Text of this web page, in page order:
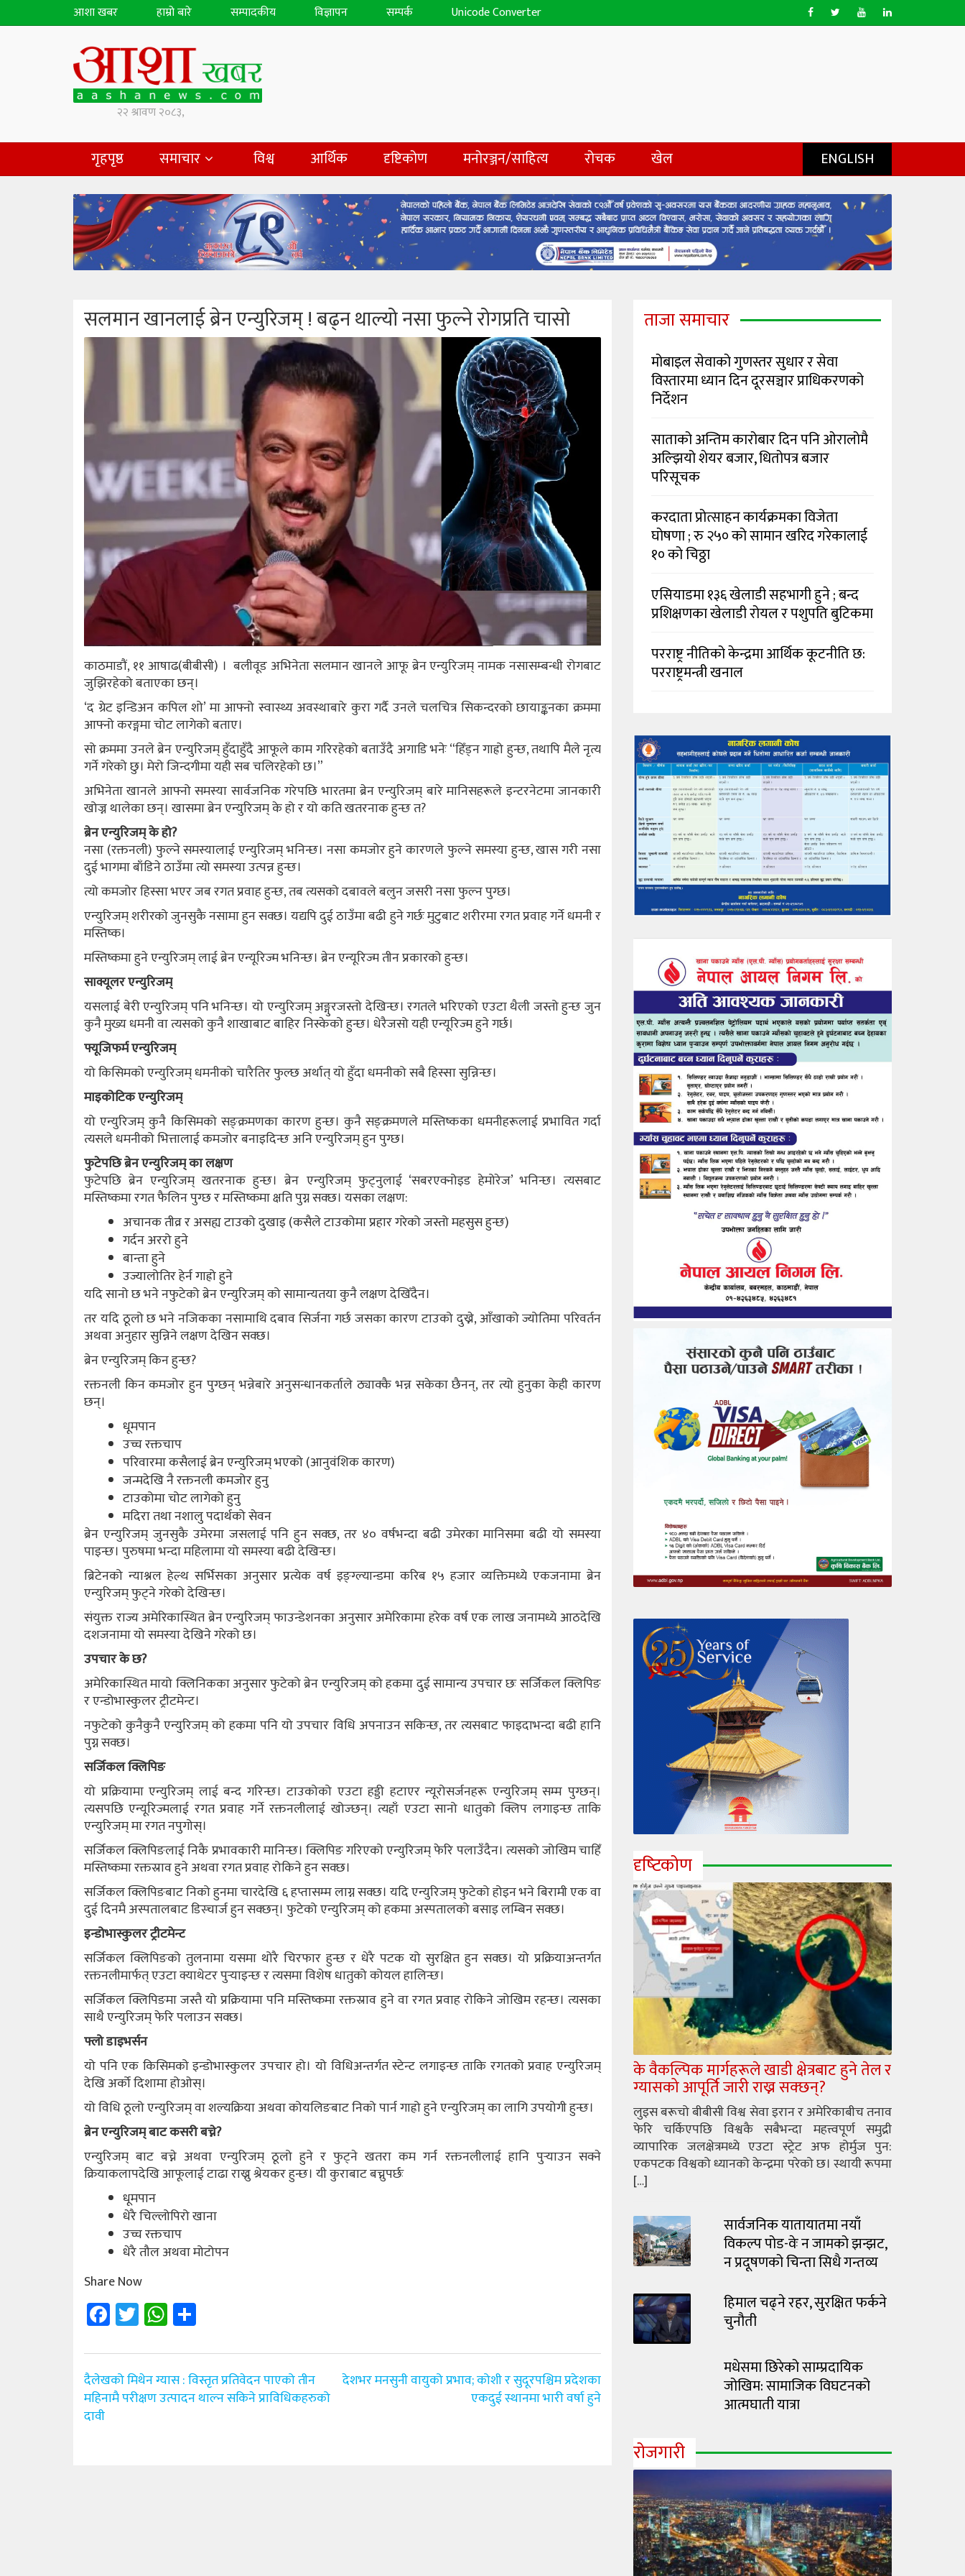
आशा खबर हाम्रो बारे सम्पादकीय विज्ञापन सम्पर्क Unicode Converter
गृहपृष्ठ समाचार विश्व आर्थिक दृष्टिकोण मनोरञ्जन/साहित्य रोचक खेल ENGLISH
सलमान खानलाई ब्रेन एन्युरिजम् ! बढ्न थाल्यो नसा फुल्ने रोगप्रति चासो
काठमाडौं, ११ आषाढ(बीबीसी) । बलीवूड अभिनेता सलमान खानले आफू ब्रेन एन्युरिजम् नामक नसासम्बन्धी रोगबाट
जुझिरहेको बताएका छन्।
‘द ग्रेट इन्डिअन कपिल शो’ मा आफ्नो स्वास्थ्य अवस्थाबारे कुरा गर्दै उनले चलचित्र सिकन्दरको छायाङ्कनका क्रममा
आफ्नो करङ्गमा चोट लागेको बताए।
सो क्रममा उनले ब्रेन एन्युरिजम् हुँदाहुँदै आफूले काम गरिरहेको बताउँदै अगाडि भनेः “हिँड्न गाह्रो हुन्छ, तथापि मैले नृत्य
गर्ने गरेको छु। मेरो जिन्दगीमा यही सब चलिरहेको छ।”
अभिनेता खानले आफ्नो समस्या सार्वजनिक गरेपछि भारतमा ब्रेन एन्युरिजम् बारे मानिसहरूले इन्टरनेटमा जानकारी
खोज्न थालेका छन्। खासमा ब्रेन एन्युरिजम् के हो र यो कति खतरनाक हुन्छ त?
ब्रेन एन्युरिजम् के हो?
नसा (रक्तनली) फुल्ने समस्यालाई एन्युरिजम् भनिन्छ। नसा कमजोर हुने कारणले फुल्ने समस्या हुन्छ, खास गरी नसा
दुई भागमा बाँडिने ठाउँमा त्यो समस्या उत्पन्न हुन्छ।
त्यो कमजोर हिस्सा भएर जब रगत प्रवाह हुन्छ, तब त्यसको दबावले बलुन जसरी नसा फुल्न पुग्छ।
एन्युरिजम् शरीरको जुनसुकै नसामा हुन सक्छ। यद्यपि दुई ठाउँमा बढी हुने गर्छः मुटुबाट शरीरमा रगत प्रवाह गर्ने धमनी र
मस्तिष्क।
मस्तिष्कमा हुने एन्युरिजम् लाई ब्रेन एन्यूरिज्म भनिन्छ। ब्रेन एन्यूरिज्म तीन प्रकारको हुन्छ।
साक्यूलर एन्युरिजम्
यसलाई बेरी एन्युरिजम् पनि भनिन्छ। यो एन्युरिजम् अङ्गुरजस्तो देखिन्छ। रगतले भरिएको एउटा थैली जस्तो हुन्छ जुन
कुनै मुख्य धमनी वा त्यसको कुनै शाखाबाट बाहिर निस्केको हुन्छ। धेरैजसो यही एन्यूरिज्म हुने गर्छ।
फ्यूजिफर्म एन्युरिजम्
यो किसिमको एन्युरिजम् धमनीको चारैतिर फुल्छ अर्थात्‌ यो हुँदा धमनीको सबै हिस्सा सुन्निन्छ।
माइकोटिक एन्युरिजम्
यो एन्युरिजम् कुनै किसिमको सङ्क्रमणका कारण हुन्छ। कुनै सङ्क्रमणले मस्तिष्कका धमनीहरूलाई प्रभावित गर्दा
त्यसले धमनीको भित्तालाई कमजोर बनाइदिन्छ अनि एन्युरिजम् हुन पुग्छ।
फुटेपछि ब्रेन एन्युरिजम् का लक्षण
फुटेपछि ब्रेन एन्युरिजम् खतरनाक हुन्छ। ब्रेन एन्युरिजम् फुट्नुलाई ‘सबरएक्नोइड हेमोरेज’ भनिन्छ। त्यसबाट
मस्तिष्कमा रगत फैलिन पुग्छ र मस्तिष्कमा क्षति पुग्न सक्छ। यसका लक्षण:
अचानक तीव्र र असह्य टाउको दुखाइ (कसैले टाउकोमा प्रहार गरेको जस्तो महसुस हुन्छ)
गर्दन अररो हुने
बान्ता हुने
उज्यालोतिर हेर्न गाह्रो हुने
यदि सानो छ भने नफुटेको ब्रेन एन्युरिजम् को सामान्यतया कुनै लक्षण देखिँदैन।
तर यदि ठूलो छ भने नजिकका नसामाथि दबाव सिर्जना गर्छ जसका कारण टाउको दुख्ने, आँखाको ज्योतिमा परिवर्तन
अथवा अनुहार सुन्निने लक्षण देखिन सक्छ।
ब्रेन एन्युरिजम् किन हुन्छ?
रक्तनली किन कमजोर हुन पुग्छन् भन्नेबारे अनुसन्धानकर्ताले ठ्याक्कै भन्न सकेका छैनन्, तर त्यो हुनुका केही कारण
छन्।
धूमपान
उच्च रक्तचाप
परिवारमा कसैलाई ब्रेन एन्युरिजम् भएको (आनुवंशिक कारण)
जन्मदेखि नै रक्तनली कमजोर हुनु
टाउकोमा चोट लागेको हुनु
मदिरा तथा नशालु पदार्थको सेवन
ब्रेन एन्युरिजम् जुनसुकै उमेरमा जसलाई पनि हुन सक्छ, तर ४० वर्षभन्दा बढी उमेरका मानिसमा बढी यो समस्या
पाइन्छ। पुरुषमा भन्दा महिलामा यो समस्या बढी देखिन्छ।
ब्रिटेनको न्याश्नल हेल्थ सर्भिसका अनुसार प्रत्येक वर्ष इङ्ग्ल्यान्डमा करिब १५ हजार व्यक्तिमध्ये एकजनामा ब्रेन
एन्युरिजम् फुट्ने गरेको देखिन्छ।
संयुक्त राज्य अमेरिकास्थित ब्रेन एन्युरिजम् फाउन्डेशनका अनुसार अमेरिकामा हरेक वर्ष एक लाख जनामध्ये आठदेखि
दशजनामा यो समस्या देखिने गरेको छ।
उपचार के छ?
अमेरिकास्थित मायो क्लिनिकका अनुसार फुटेको ब्रेन एन्युरिजम् को हकमा दुई सामान्य उपचार छः सर्जिकल क्लिपिङ
र एन्डोभास्कुलर ट्रीटमेन्ट।
नफुटेको कुनैकुनै एन्युरिजम् को हकमा पनि यो उपचार विधि अपनाउन सकिन्छ, तर त्यसबाट फाइदाभन्दा बढी हानि
पुग्न सक्छ।
सर्जिकल क्लिपिङ
यो प्रक्रियामा एन्युरिजम् लाई बन्द गरिन्छ। टाउकोको एउटा हड्डी हटाएर न्यूरोसर्जनहरू एन्युरिजम् सम्म पुग्छन्।
त्यसपछि एन्यूरिज्मलाई रगत प्रवाह गर्ने रक्तनलीलाई खोज्छन्। त्यहाँ एउटा सानो धातुको क्लिप लगाइन्छ ताकि
एन्युरिजम् मा रगत नपुगोस्।
सर्जिकल क्लिपिङलाई निकै प्रभावकारी मानिन्छ। क्लिपिङ गरिएको एन्युरिजम् फेरि पलाउँदैन। त्यसको जोखिम चाहिँ
मस्तिष्कमा रक्तस्राव हुने अथवा रगत प्रवाह रोकिने हुन सक्छ।
सर्जिकल क्लिपिङबाट निको हुनमा चारदेखि ६ हप्तासम्म लाग्न सक्छ। यदि एन्युरिजम् फुटेको होइन भने बिरामी एक वा
दुई दिनमै अस्पतालबाट डिस्चार्ज हुन सक्छन्। फुटेको एन्युरिजम् को हकमा अस्पतालको बसाइ लम्बिन सक्छ।
इन्डोभास्कुलर ट्रीटमेन्ट
सर्जिकल क्लिपिङको तुलनामा यसमा थोरै चिरफार हुन्छ र धेरै पटक यो सुरक्षित हुन सक्छ। यो प्रक्रियाअन्तर्गत
रक्तनलीमार्फत्‌ एउटा क्याथेटर पुर्‍याइन्छ र त्यसमा विशेष धातुको कोयल हालिन्छ।
सर्जिकल क्लिपिङमा जस्तै यो प्रक्रियामा पनि मस्तिष्कमा रक्तस्राव हुने वा रगत प्रवाह रोकिने जोखिम रहन्छ। त्यसका
साथै एन्युरिजम् फेरि पलाउन सक्छ।
फ्लो डाइभर्सन
यो पनि एक किसिमको इन्डोभास्कुलर उपचार हो। यो विधिअन्तर्गत स्टेन्ट लगाइन्छ ताकि रगतको प्रवाह एन्युरिजम्
देखि अर्को दिशामा होओस्।
यो विधि ठूलो एन्युरिजम् वा शल्यक्रिया अथवा कोयलिङबाट निको पार्न गाह्रो हुने एन्युरिजम् का लागि उपयोगी हुन्छ।
ब्रेन एन्युरिजम् बाट कसरी बच्ने?
एन्युरिजम् बाट बच्ने अथवा एन्युरिजम् ठूलो हुने र फुट्ने खतरा कम गर्न रक्तनलीलाई हानि पुर्‍याउन सक्ने
क्रियाकलापदेखि आफूलाई टाढा राख्नु श्रेयकर हुन्छ। यी कुराबाट बच्नुपर्छः
धूमपान
धेरै चिल्लोपिरो खाना
उच्च रक्तचाप
धेरै तौल अथवा मोटोपन
Share Now
Facebook
TwitterWhatsApp
Post
navigation
दैलेखको मिथेन ग्यास : विस्तृत प्रतिवेदन पाएको तीन
महिनामै परीक्षण उत्पादन थाल्न सकिने प्राविधिकहरुको
दावी
देशभर मनसुनी वायुको प्रभाव; कोशी र सुदूरपश्चिम प्रदेशका
एकदुई स्थानमा भारी वर्षा हुने
ताजा समाचार
मोबाइल सेवाको गुणस्तर सुधार र सेवा
विस्तारमा ध्यान दिन दूरसञ्चार प्राधिकरणको
निर्देशन
साताको अन्तिम कारोबार दिन पनि ओरालोमै
अल्झियो शेयर बजार, धितोपत्र बजार
परिसूचक
करदाता प्रोत्साहन कार्यक्रमका विजेता
घोषणा ; रु २५० को सामान खरिद गरेकालाई
१० को चिठ्ठा
एसियाडमा १३६ खेलाडी सहभागी हुने ; बन्द
प्रशिक्षणका खेलाडी रोयल र पशुपति बुटिकमा
परराष्ट्र नीतिको केन्द्रमा आर्थिक कूटनीति छ:
परराष्ट्रमन्त्री खनाल
दृष्‍टिकोण
के वैकल्पिक मार्गहरूले खाडी क्षेत्रबाट हुने तेल र
ग्यासको आपूर्ति जारी राख्न सक्छन्?
लुइस बरूचो बीबीसी विश्व सेवा इरान र अमेरिकाबीच तनाव
फेरि चर्किएपछि विश्वकै सबैभन्दा महत्त्वपूर्ण समुद्री
व्यापारिक जलक्षेत्रमध्ये एउटा स्ट्रेट अफ होर्मुज पुन:
एकपटक विश्वको ध्यानको केन्द्रमा परेको छ। स्थायी रूपमा
[…]
सार्वजनिक यातायातमा नयाँ
विकल्प पोड-वेः न जामको झन्झट,
न प्रदूषणको चिन्ता सिधै गन्तव्य
हिमाल चढ्ने रहर, सुरक्षित फर्कने
चुनौती
मधेसमा छिरेको साम्प्रदायिक
जोखिम: सामाजिक विघटनको
आत्मघाती यात्रा
रोजगारी